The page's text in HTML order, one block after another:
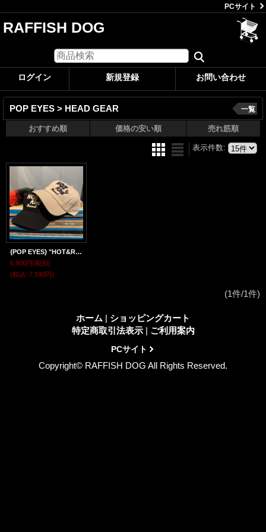
PCサイト
RAFFISH DOG
ログイン 新規登録 お問い合わせ
POP EYES > HEAD GEAR 一覧
おすすめ順 価格の安い順 売れ筋順
表示件数:
{POP EYES} "HOT&ROD" CAP
6,900円(税別)
(税込: 7,590円)
(1件/1件)
ホーム | ショッピングカート
特定商取引法表示 | ご利用案内
PCサイト
Copyright© RAFFISH DOG All Rights Reserved.